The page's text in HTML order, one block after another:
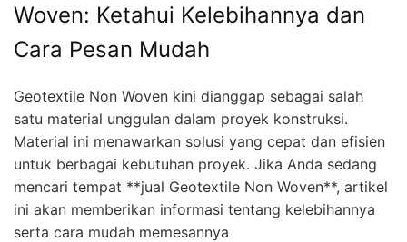
Woven: Ketahui Kelebihannya dan
Cara Pesan Mudah
Geotextile Non Woven kini dianggap sebagai salah
satu material unggulan dalam proyek konstruksi.
Material ini menawarkan solusi yang cepat dan efisien
untuk berbagai kebutuhan proyek. Jika Anda sedang
mencari tempat **jual Geotextile Non Woven**, artikel
ini akan memberikan informasi tentang kelebihannya
serta cara mudah memesannya